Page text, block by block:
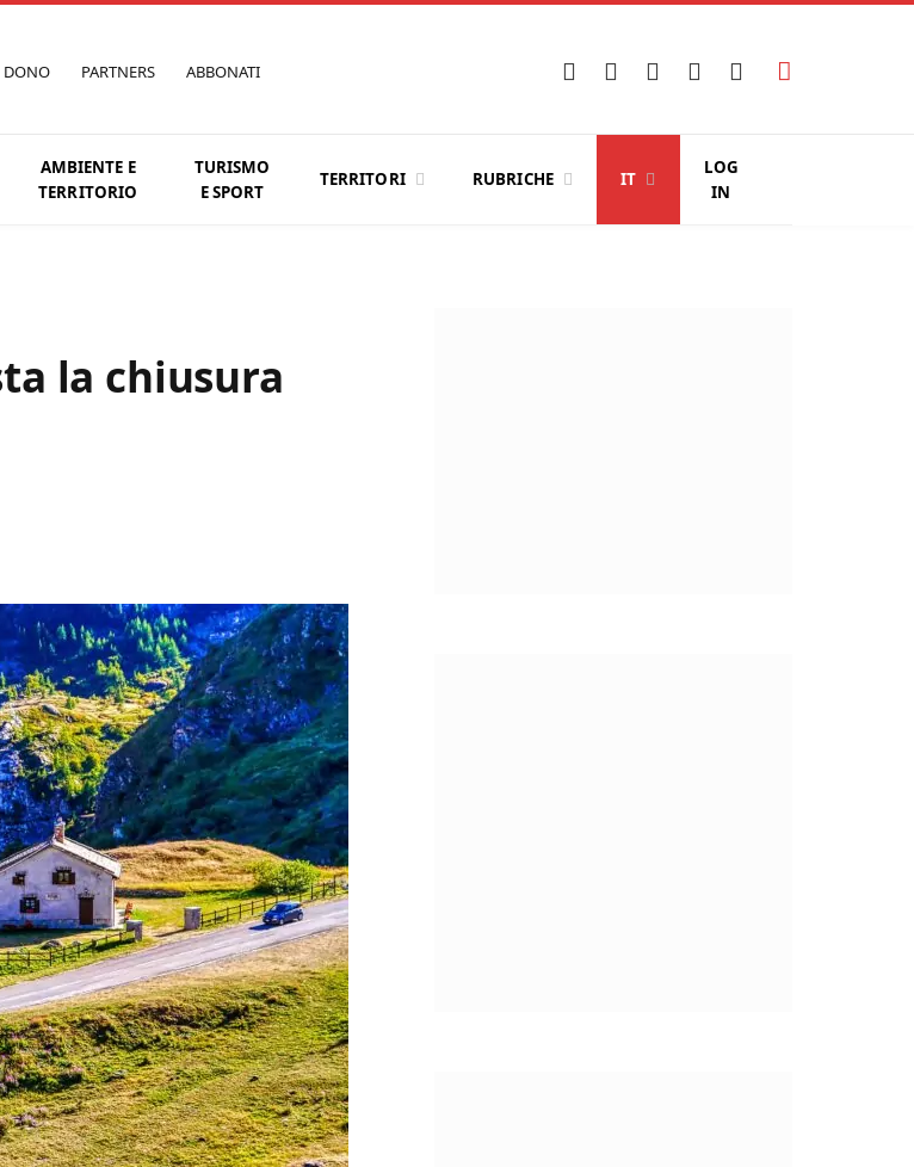
DONO PARTNERS ABBONATI Facebook
X
Instagram
YouTubeLinkedIn
AMBIENTE E
TERRITORIO
TURISMO
E SPORT
TERRITORI RUBRICHE IT
LOG
IN
la chiusura